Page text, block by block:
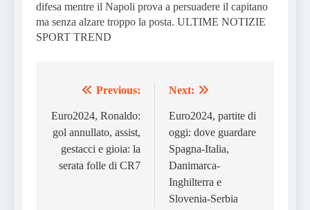
difesa mentre il Napoli prova a persuadere il capitano
ma senza alzare troppo la posta. ULTIME NOTIZIE
SPORT TREND
navigation
Previous:
Euro2024, Ronaldo:
gol annullato, assist,
gestacci e gioia: la
serata folle di CR7
Next:
Euro2024, partite di
oggi: dove guardare
Spagna-Italia,
Danimarca-
Inghilterra e
Slovenia-Serbia